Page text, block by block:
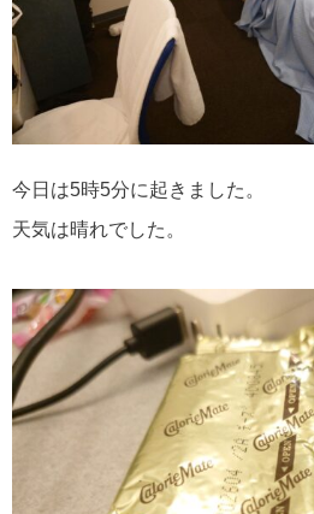
今日は5時5分に起きました。
天気は晴れでした。